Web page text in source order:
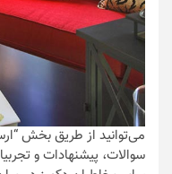
می‌توانید از طریق بخش
سوالات، پیشنهادات و